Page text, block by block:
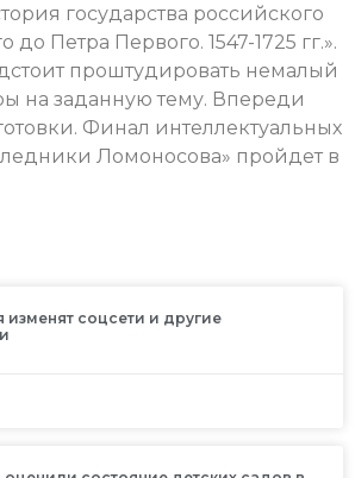
государства российского
до Петра Первого. 1547-1725 гг.».
проштудировать немалый
на заданную тему. Впереди
Финал интеллектуальных
Ломоносова» пройдет в
соцсети и другие